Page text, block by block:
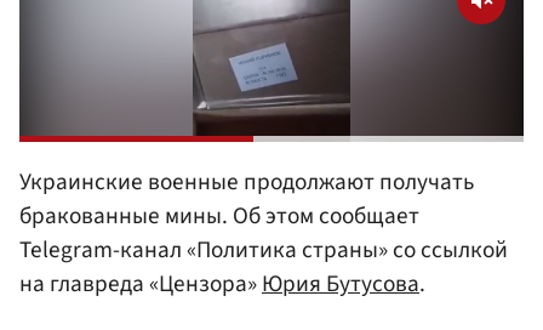
Украинские военные продолжают получать
бракованные мины. Об этом сообщает
Telegram-канал «Политика страны» со ссылкой
на главреда «Цензора»Юрия Бутусова.